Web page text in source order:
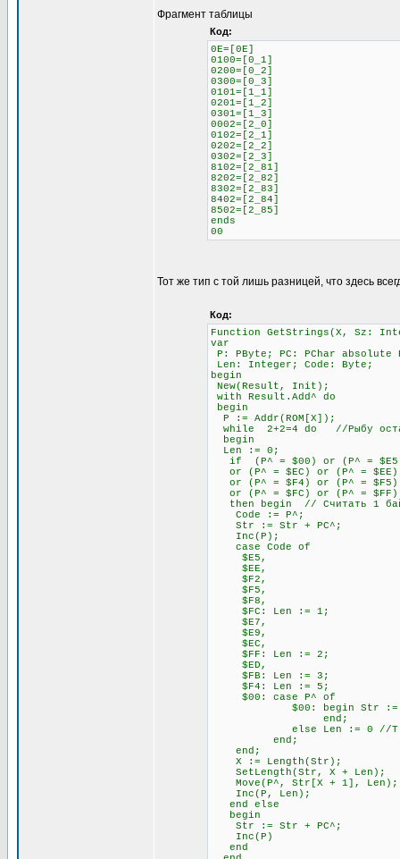
Фрагмент таблицы
Код:
0E=[0E]
0100=[0_1]
0200=[0_2]
0300=[0_3]
0101=[1_1]
0201=[1_2]
0301=[1_3]
0002=[2_0]
0102=[2_1]
0202=[2_2]
0302=[2_3]
8102=[2_81]
8202=[2_82]
8302=[2_83]
8402=[2_84]
8502=[2_85]
ends
00
Тот же тип с той лишь разницей, что здесь
Код:
Function GetStrings(X, Sz:
var
P: PByte; PC: PChar absolute
Len: Integer; Code: Byte;
begin
New(Result, Init);
with Result.Add^ do
begin
P := Addr(ROM[X]);
while 2+2=4 do //Рыбу
begin
Len := 0;
if (P^ = $00) or (P^ = $E5)
or (P^ = $EC) or (P^ = $EE)
or (P^ = $F4) or (P^ = $F5)
or (P^ = $FC) or (P^ = $FF)
then begin // Считать 1
Code := P^;
Str := Str + PC^;
Inc(P);
case Code of
$E5,
$EE,
$F2,
$F5,
$F8,
$FC: Len := 1;
$E7,
$E9,
$EC,
$FF: Len := 2;
$ED,
$FB: Len := 3;
$F4: Len := 5;
$00: case P^ of
$00: begin Str := Str +
end;
else Len := 0 //Т.к. 00,
end;
end;
X := Length(Str);
SetLength(Str, X + Len);
Move(P^, Str[X + 1], Len);
Inc(P, Len);
end else
begin
Str := Str + PC^;
Inc(P)
end